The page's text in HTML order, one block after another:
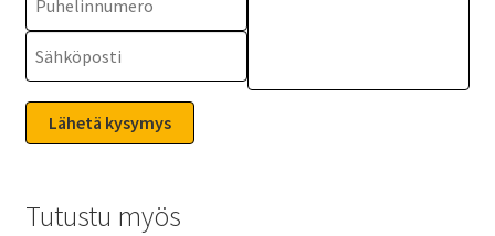
Tutustu myös